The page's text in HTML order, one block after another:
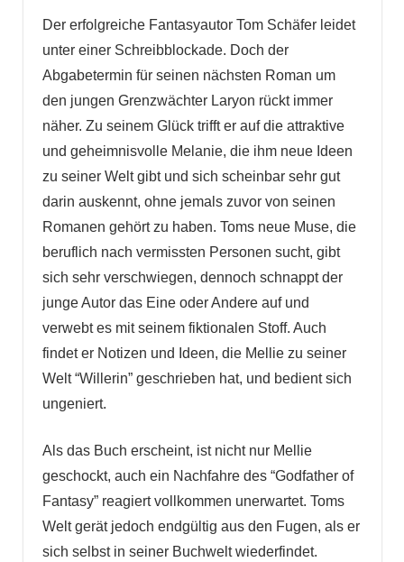
Der erfolgreiche Fantasyautor Tom Schäfer leidet
unter einer Schreibblockade. Doch der
Abgabetermin für seinen nächsten Roman um
den jungen Grenzwächter Laryon rückt immer
näher. Zu seinem Glück trifft er auf die attraktive
und geheimnisvolle Melanie, die ihm neue Ideen
zu seiner Welt gibt und sich scheinbar sehr gut
darin auskennt, ohne jemals zuvor von seinen
Romanen gehört zu haben. Toms neue Muse, die
beruflich nach vermissten Personen sucht, gibt
sich sehr verschwiegen, dennoch schnappt der
junge Autor das Eine oder Andere auf und
verwebt es mit seinem fiktionalen Stoff. Auch
findet er Notizen und Ideen, die Mellie zu seiner
Welt “Willerin” geschrieben hat, und bedient sich
ungeniert.
Als das Buch erscheint, ist nicht nur Mellie
geschockt, auch ein Nachfahre des “Godfather of
Fantasy” reagiert vollkommen unerwartet. Toms
Welt gerät jedoch endgültig aus den Fugen, als er
sich selbst in seiner Buchwelt wiederfindet.